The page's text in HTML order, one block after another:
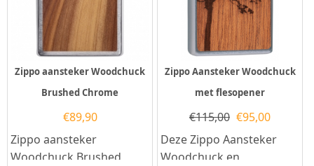
Zippo aansteker Woodchuck
Brushed Chrome
€89,90
Zippo aansteker
Woodchuck Brushed
Zippo Aansteker Woodchuck
met flesopener
€115,00 €95,00
Deze Zippo Aansteker
Woodchuck en